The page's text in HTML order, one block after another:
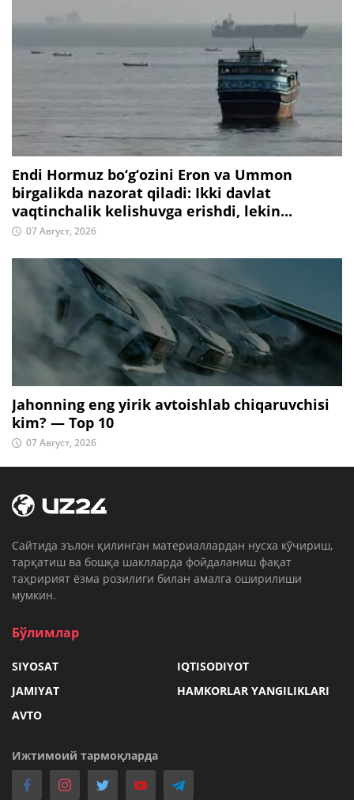
Endi Hormuz bo‘g‘ozini Eron va Ummon
birgalikda nazorat qiladi: Ikki davlat
vaqtinchalik kelishuvga erishdi, lekin...
07 Август, 2026
Jahonning eng yirik avtoishlab chiqaruvchisi
kim? — Top 10
07 Август, 2026
Cайтида эълон қилинган материаллардан нусха кўчириш,
тарқатиш ва бошқа шаклларда фойдаланиш фақат
таҳририят ёзма розилиги билан амалга оширилиши
мумкин.
Бўлимлар
SIYOSAT
IQTISODIYOT
JAMIYAT
HAMKORLAR YANGILIKLARI
AVTO
Ижтимоий тармоқларда